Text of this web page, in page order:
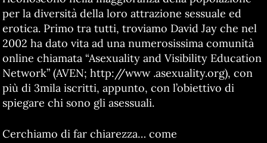
per la diversità della loro attrazione sessuale ed
erotica. Primo tra tutti, troviamo David Jay che nel
2002 ha dato vita ad una numerosissima comunità
online chiamata “Asexuality and Visibility Education
Network” (AVEN; http://www .asexuality.org), con
più di 3mila iscritti, appunto, con l’obiettivo di
spiegare chi sono gli asessuali.
Cerchiamo di far chiarezza… come